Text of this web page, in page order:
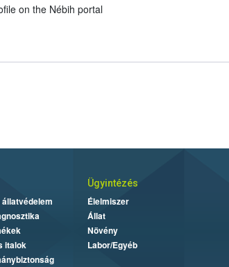
on the Nébih portal
italok
Ügyintézés
Élelmiszer
Állat
Növény
Labor/Egyéb